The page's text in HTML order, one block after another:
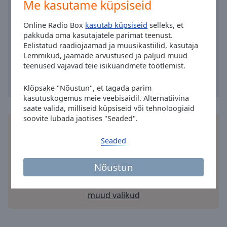
Me kasutame küpsiseid
Online Radio Box kasutab küpsiseid selleks, et
pakkuda oma kasutajatele parimat teenust.
Eelistatud raadiojaamad ja muusikastiilid, kasutaja
Lemmikud, jaamade arvustused ja paljud muud
teenused vajavad teie isikuandmete töötlemist.
Klõpsake "Nõustun", et tagada parim
kasutuskogemus meie veebisaidil. Alternatiivina
saate valida, milliseid küpsiseid või tehnoloogiaid
soovite lubada jaotises "Seaded".
Nõustun
Seaded
Opacity
Family
nutitelefoni ja kuulake oma lemmikraadiojaamu
võrgus - ükskõik kus te ka ei viibiksite!
muud valikud